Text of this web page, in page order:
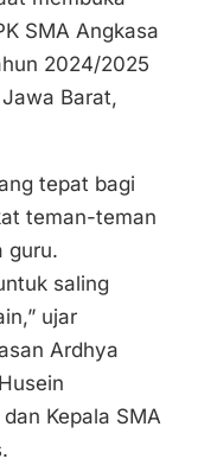
SMA Angkasa
2024/2025
Barat,
tepat bagi
teman-teman
guru.
saling
ujar
Ardhya
Kepala SMA